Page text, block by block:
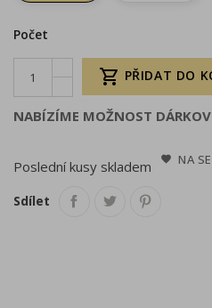
Počet
 PŘIDAT DO
NABÍZÍME MOŽNOST
Poslední kusy skladem NA
Sdílet